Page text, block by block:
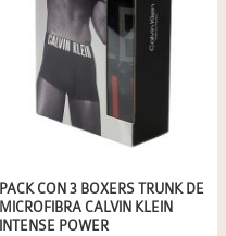
PACK CON 3 BOXERS TRUNK DE
MICROFIBRA CALVIN KLEIN
INTENSE POWER